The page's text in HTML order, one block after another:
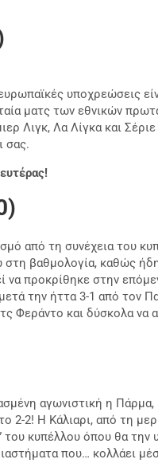
υποχρεώσεις
ματς των εθνικών
Λιγκ, Λα Λίγκα και
σας.
από τη συνέχεια του
στη βαθμολογία, καθώς
να προκρίθηκε στην
την ήττα 3-1 από τον
Φεράντο και δύσκολα να
αγωνιστική η Πάρμα,
2-2! Η Κάλιαρι, από τη
του κυπέλλου όπου θα την
που… κολλάει